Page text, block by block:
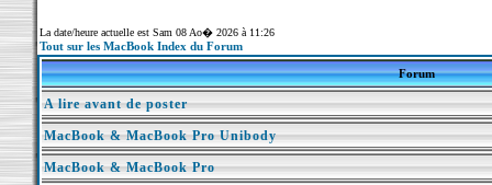
La date/heure actuelle est Sam 08 Ao� 2026 à 11:26
Tout sur les MacBook Index du Forum
Forum
A lire avant de poster
MacBook & MacBook Pro Unibody
MacBook & MacBook Pro